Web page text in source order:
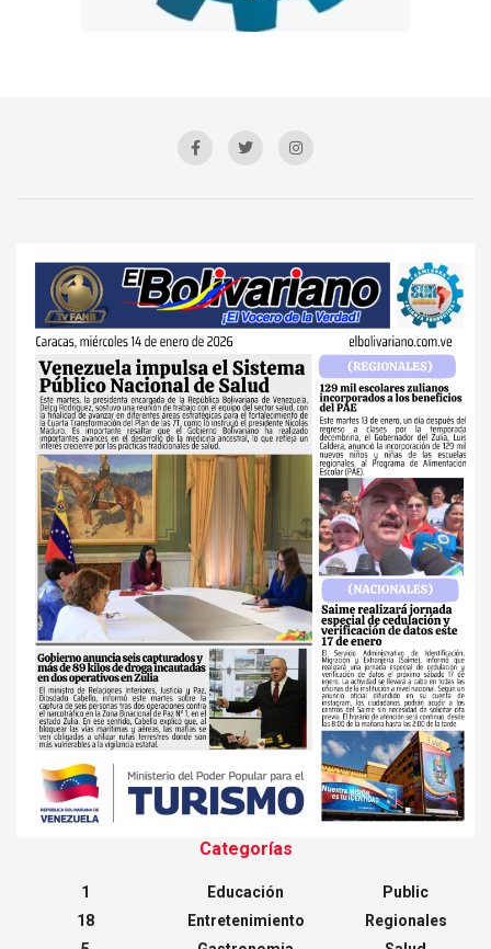
Categorías
1
18
Educación
Entretenimiento
Public
Regionales